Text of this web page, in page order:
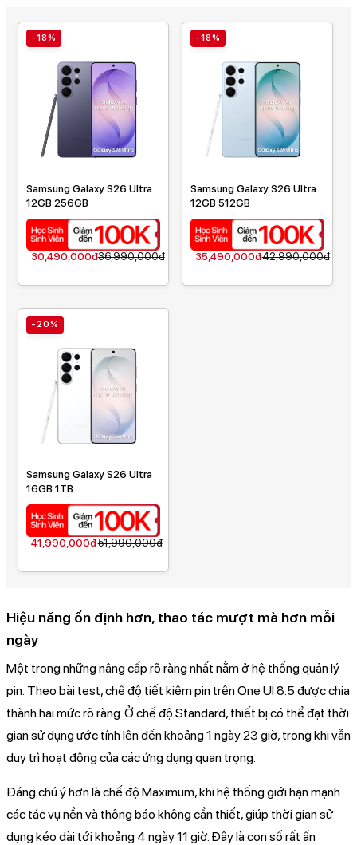
-18%
Samsung Galaxy S26 Ultra
12GB 256GB
30,490,000đ36,990,000đ
-18%
Samsung Galaxy S26 Ultra
12GB 512GB
35,490,000đ42,990,000đ
-20%
Samsung Galaxy S26 Ultra
16GB 1TB
41,990,000đ51,990,000đ
Hiệu năng ổn định hơn, thao tác mượt mà hơn mỗi
ngày
Một trong những nâng cấp rõ ràng nhất nằm ở hệ thống quản lý
pin. Theo bài test, chế độ tiết kiệm pin trên One UI 8.5 được chia
thành hai mức rõ ràng. Ở chế độ Standard, thiết bị có thể đạt thời
gian sử dụng ước tính lên đến khoảng 1 ngày 23 giờ, trong khi vẫn
duy trì hoạt động của các ứng dụng quan trọng.
Đáng chú ý hơn là chế độ Maximum, khi hệ thống giới hạn mạnh
các tác vụ nền và thông báo không cần thiết, giúp thời gian sử
dụng kéo dài tới khoảng 4 ngày 11 giờ. Đây là con số rất ấn